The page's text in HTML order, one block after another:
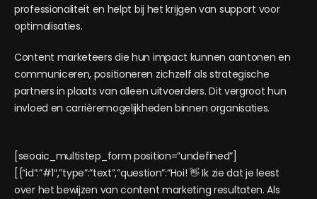
professionaliteit en helpt bij het krijgen van support voor
optimalisaties.
Content marketeers die hun impact kunnen aantonen en
communiceren, positioneren zichzelf als strategische
partners in plaats van alleen uitvoerders. Dit vergroot hun
invloed en carrièremogelijkheden binnen organisaties.
[seoaic_multistep_form position=”undefined”]
[{“id”:”#1″,”type”:”text”,”question”:”Hoi! 👋 Ik zie dat je leest
over het bewijzen van content marketing resultaten. Als